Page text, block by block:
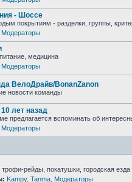
- Шоссе
покрытиям - разделки, группы,
Модераторы
медицина
Модераторы
ВелоДрайв/BonanZanon
новости команды
лет назад
предлагается вспоминать об
Модераторы
рейды, покатушки, городская езда
Kampy, Tanma Модераторы